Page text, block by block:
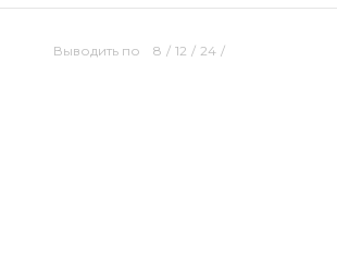
Выводить по 8 / 12 / 24 /